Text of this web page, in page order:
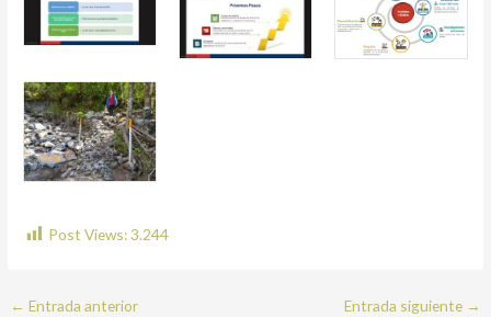
Post Views:3.244
← Entrada anterior Entrada siguiente →